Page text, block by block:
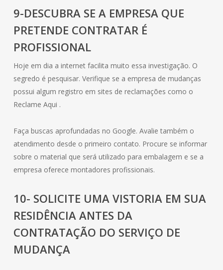
9-DESCUBRA SE A EMPRESA QUE
PRETENDE CONTRATAR É
PROFISSIONAL
Hoje em dia a internet facilita muito essa investigação. O
segredo é pesquisar. Verifique se a empresa de mudanças
possui algum registro em sites de reclamações como o
Reclame Aqui .
Faça buscas aprofundadas no Google. Avalie também o
atendimento desde o primeiro contato. Procure se informar
sobre o material que será utilizado para embalagem e se a
empresa oferece montadores profissionais.
10- SOLICITE UMA VISTORIA EM SUA
RESIDÊNCIA ANTES DA
CONTRATAÇÃO DO SERVIÇO DE
MUDANÇA